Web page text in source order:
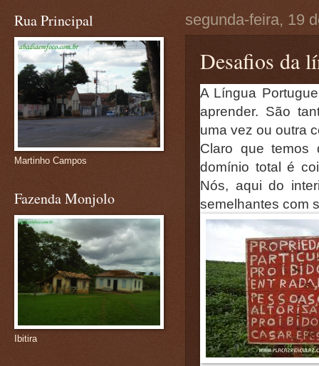
segunda-feira, 19
Desafios da
A Língua
aprender. São
uma vez ou outra
Claro que
domínio total é
Nós, aqui do
semelhantes com
Rua Principal
Martinho Campos
Fazenda Monjolo
Ibitira